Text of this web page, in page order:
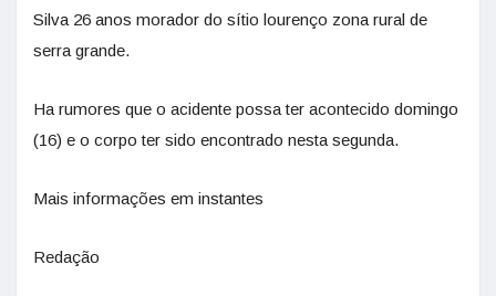
Silva 26 anos morador do sítio lourenço zona rural de
serra grande.
Ha rumores que o acidente possa ter acontecido domingo
(16) e o corpo ter sido encontrado nesta segunda.
Mais informações em instantes
Redação